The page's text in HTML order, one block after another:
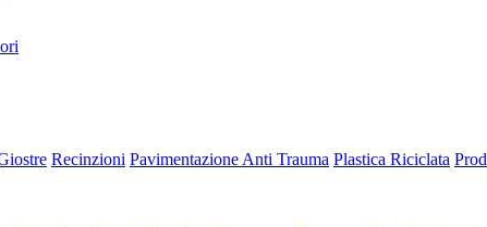
Recinzioni Pavimentazione Anti Trauma Plastica Riciclata